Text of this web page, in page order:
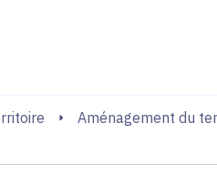
Aménagement du